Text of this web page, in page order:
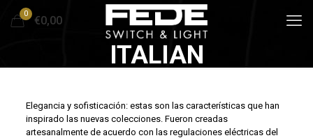
0
€0,00
ITALIAN
Elegancia y sofisticación: estas son las características que han
inspirado las nuevas colecciones. Fueron creadas
artesanalmente de acuerdo con las regulaciones eléctricas del